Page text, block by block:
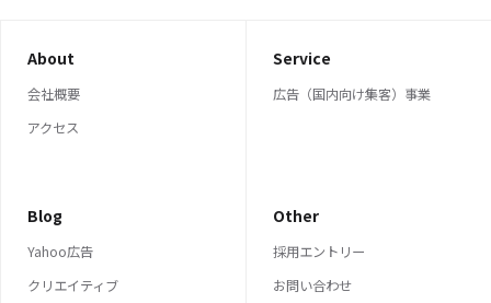
About
会社概要
アクセス
Service
広告（国内向け集客）事業
Blog
Yahoo広告
クリエイティブ
Other
採用エントリー
お問い合わせ